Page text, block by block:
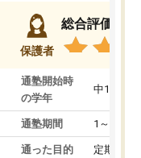
保護者
総合評価
通塾開始時
の学年
中1
通塾期間 1～3ヵ月
通った目的 定期テス